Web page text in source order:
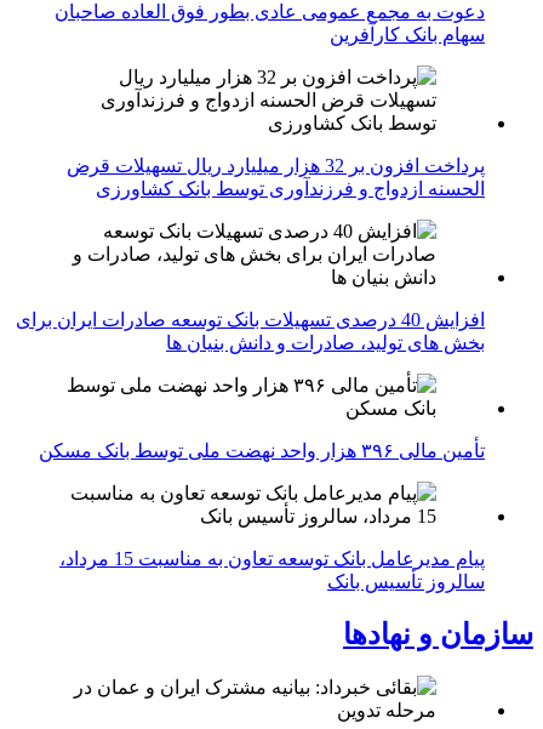
دعوت به مجمع عمومی عادی بطور فوق العاده صاحبان
سهام بانک کارآفرین
پرداخت افزون بر 32 هزار میلیارد ریال تسهیلات قرض
الحسنه ازدواج و فرزندآوری توسط بانک کشاورزی
افزایش 40 درصدی تسهیلات بانک توسعه صادرات ایران برای
بخش های تولید، صادرات و دانش بنیان ها
تأمین مالی ۳۹۶ هزار واحد نهضت ملی توسط بانک مسکن
پیام مدیرعامل بانک توسعه تعاون به مناسبت 15 مرداد،
سالروز تأسیس بانک
سازمان و نهادها